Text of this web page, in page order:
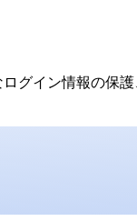
グイン情報の保